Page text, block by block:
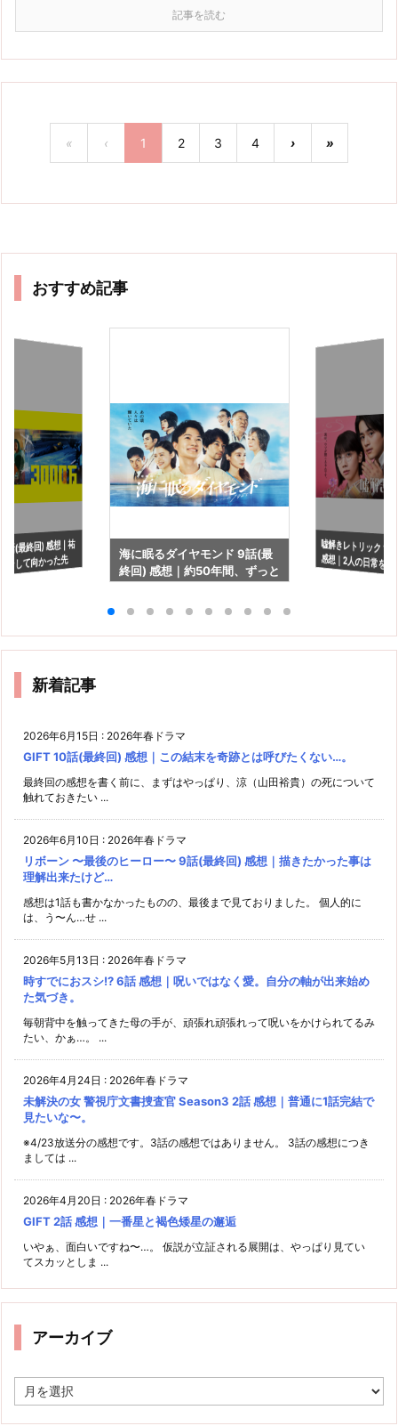
記事を読む
« ‹ 1 2 3 4 › »
おすすめ記事
(最終回) 感想｜祐
ンして向かった先
海に眠るダイヤモンド 9話(最
終回) 感想｜約50年間、ずっと
嘘解きレトリック
感想｜2人の日常を
見たい…
新着記事
2026年6月15日 : 2026年春ドラマ
GIFT 10話(最終回) 感想｜この結末を奇跡とは呼びたくない…。
最終回の感想を書く前に、まずはやっぱり、涼（山田裕貴）の死について
触れておきたい ...
2026年6月10日 : 2026年春ドラマ
リボーン 〜最後のヒーロー〜 9話(最終回) 感想｜描きたかった事は
理解出来たけど…
感想は1話も書かなかったものの、最後まで見ておりました。 個人的に
は、う〜ん…せ ...
2026年5月13日 : 2026年春ドラマ
時すでにおスシ!? 6話 感想｜呪いではなく愛。自分の軸が出来始め
た気づき。
毎朝背中を触ってきた母の手が、頑張れ頑張れって呪いをかけられてるみ
たい、かぁ…。 ...
2026年4月24日 : 2026年春ドラマ
未解決の女 警視庁文書捜査官 Season3 2話 感想｜普通に1話完結で
見たいな〜。
※4/23放送分の感想です。3話の感想ではありません。 3話の感想につき
ましては ...
2026年4月20日 : 2026年春ドラマ
GIFT 2話 感想｜一番星と褐色矮星の邂逅
いやぁ、面白いですね〜…。 仮説が立証される展開は、やっぱり見てい
てスカッとしま ...
アーカイブ
ー